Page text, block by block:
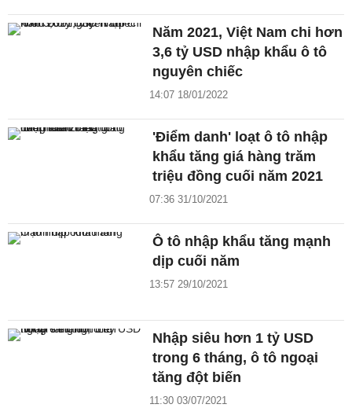
Năm 2021, Việt Nam chi hơn
3,6 tỷ USD nhập khẩu ô tô
nguyên chiếc
14:07 18/01/2022
'Điểm danh' loạt ô tô nhập
khẩu tăng giá hàng trăm
triệu đồng cuối năm 2021
07:36 31/10/2021
Ô tô nhập khẩu tăng mạnh
dịp cuối năm
13:57 29/10/2021
Nhập siêu hơn 1 tỷ USD
trong 6 tháng, ô tô ngoại
tăng đột biến
11:30 03/07/2021